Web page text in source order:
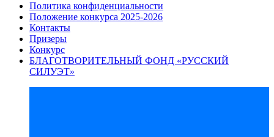
Политика конфиденциальности
Положение конкурса 2025-2026
Контакты
Призеры
Конкурс
БЛАГОТВОРИТЕЛЬНЫЙ ФОНД «РУССКИЙ
СИЛУЭТ»